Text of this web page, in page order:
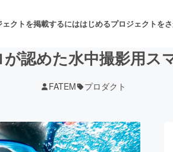
ェクトを掲載するにははじめるプロジェクトを
舞台・パフ
認めた水中撮影用ス
FATEM プロダクト